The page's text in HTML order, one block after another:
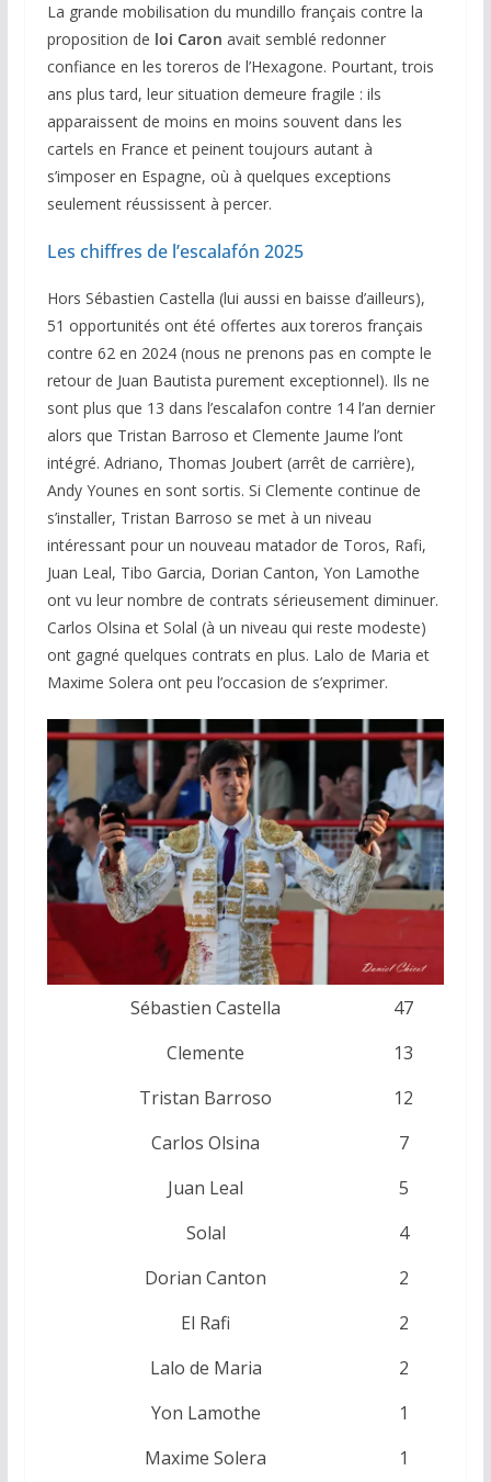
La grande mobilisation du mundillo français contre la
proposition de loi Caron avait semblé redonner
confiance en les toreros de l’Hexagone. Pourtant, trois
ans plus tard, leur situation demeure fragile : ils
apparaissent de moins en moins souvent dans les
cartels en France et peinent toujours autant à
s’imposer en Espagne, où à quelques exceptions
seulement réussissent à percer.
Les chiffres de l’escalafón 2025
Hors Sébastien Castella (lui aussi en baisse d’ailleurs),
51 opportunités ont été offertes aux toreros français
contre 62 en 2024 (nous ne prenons pas en compte le
retour de Juan Bautista purement exceptionnel). Ils ne
sont plus que 13 dans l’escalafon contre 14 l’an dernier
alors que Tristan Barroso et Clemente Jaume l’ont
intégré. Adriano, Thomas Joubert (arrêt de carrière),
Andy Younes en sont sortis. Si Clemente continue de
s’installer, Tristan Barroso se met à un niveau
intéressant pour un nouveau matador de Toros, Rafi,
Juan Leal, Tibo Garcia, Dorian Canton, Yon Lamothe
ont vu leur nombre de contrats sérieusement diminuer.
Carlos Olsina et Solal (à un niveau qui reste modeste)
ont gagné quelques contrats en plus. Lalo de Maria et
Maxime Solera ont peu l’occasion de s’exprimer.
Sébastien Castella
47
Clemente
13
Tristan Barroso
12
Carlos Olsina
7
Juan Leal
5
Solal
4
Dorian Canton
2
El Rafi
2
Lalo de Maria
2
Yon Lamothe
1
Maxime Solera
1